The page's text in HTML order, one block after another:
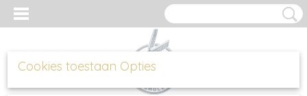
Cookies toestaan Opties